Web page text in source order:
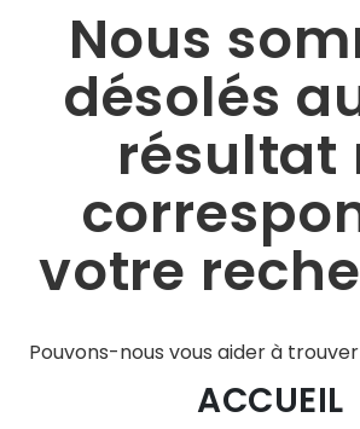
Nous
désolés
résultat
votre
Pouvons-nous vous aider à
ACCUEIL